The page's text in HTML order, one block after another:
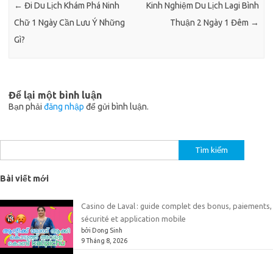
← Đi Du Lịch Khám Phá Ninh
Chữ 1 Ngày Cần Lưu Ý Những
Gì?
Kinh Nghiệm Du Lịch Lagi Bình
Thuận 2 Ngày 1 Đêm →
Để lại một bình luận
Bạn phải đăng nhập để gửi bình luận.
kiếm
cho:
Bài viết mới
Casino de Laval : guide complet des bonus, paiements,
sécurité et application mobile
bởi Dong Sinh
9 Tháng 8, 2026